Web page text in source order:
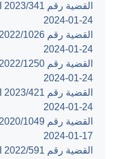
‎2024-01-24‏
‎2024-01-24‏
‎2024-01-24‏
‎2024-01-24‏
‎2024-01-17‏